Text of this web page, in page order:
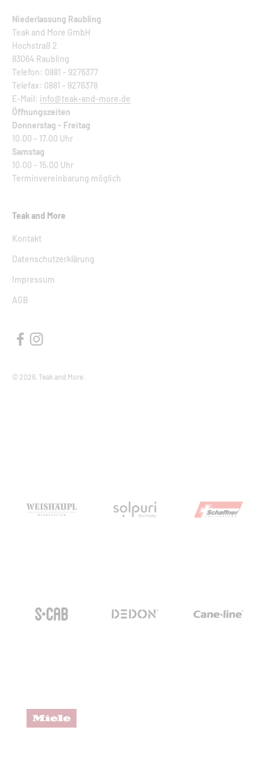
Niederlassung Raubling
Teak and More GmbH
Hochstraß 2
83064 Raubling
Telefon: 0881 - 9276377
Telefax: 0881 - 9276378
E-Mail: info@teak-and-more.de
Öffnungszeiten
Donnerstag - Freitag
10.00 - 17.00 Uhr
Samstag
10.00 - 15.00 Uhr
Terminvereinbarung möglich
Teak and More
Kontakt
Datenschutzerklärung
Impressum
AGB
© 2026, Teak and More .